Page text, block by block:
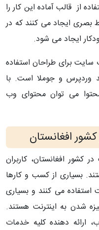
از قالب آماده این کار را
بصری ایجاد می کنند که در
برای طراحان استفاده
وردپرس و جوملا است. با
می توان محتوای وب
افغانستان
کشور افغانستان، کاربران
بسیاری از کسب و کارها
استفاده می کنند و بسیاری
شدن به اینترنت هستند.
دهنده کلیه خدمات